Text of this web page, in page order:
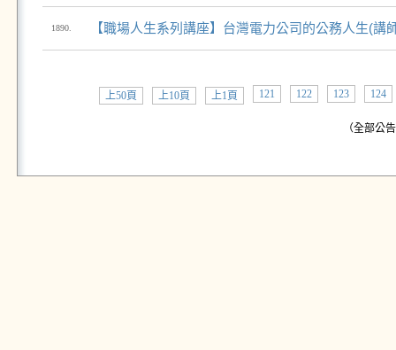
1890. 【職場人生系列講座】台灣電力公司的公務人生(講
上50頁 上10頁 上1頁 121 122 123 124
（全部公